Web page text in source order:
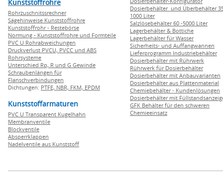
Kunststoffrohre
Rohrzuschnitssrechner
Sägehinweise Kunststoffrohre
Kunststoffrohr - Restebörse
Normung - Kunststoffrohre und Formteile
PVC U Rohrabweichungen
Druckverlust PVCU, PVCC und ABS
Rohrsysteme
Unterschied Rp, R und G Gewinde
Schraubenlängen für
Flanschverbindungen
Dichtungen: PTFE, NBR, FKM, EPDM
Kunststoffarmaturen
PVC U Transparent Kugelhahn
Membranventile
Blockventile
Absperrklappen
Nadelventile aus Kunststoff
Dosierbehälter und Überbehälter
1000 Liter
Salzlösebehälter 60 -5000 Liter
Lagerbehälter & Bottiche
Lagerbehälter für Wasser
Sicherheits- und Auffangwannen
Lieferprogramm Industriebehälter
Dosierbehälter mit Rührwerk
Rührwerk für Dosierbehälter
Dosierbehälter mit Anbauvarianten
Dosierbehälter aus Plattenmaterial
Chemiebehälter - Kundenlösungen
Dosierbehälter mit
GFK Behälter für den schweren
Chemieeinsatz